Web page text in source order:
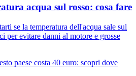
acqua sul rosso: cosa fare
se la temperatura dell'acqua sale sul
per evitare danni al motore e grosse